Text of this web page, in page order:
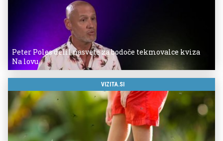
Peter Poles delil nasvete za bodoče tekmovalce kviza
Na lovu
VIZITA.SI